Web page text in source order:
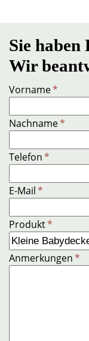
Sie
Wir
Vorname*
Nachname*
Telefon*
E-Mail*
Produkt*
Anmerkungen*